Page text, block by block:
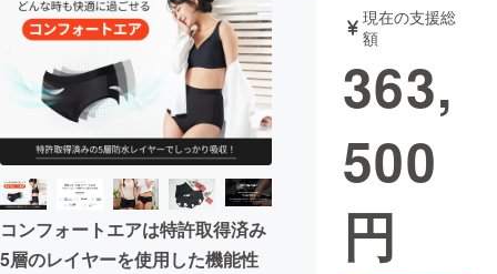
アート・写真 音楽
テクノロジー・ガジェット ゲーム・サ
映像・映画
ビジネス・起業
まちづくり・地域活性化
コンフォートエアは特許取得済み
5層のレイヤーを使用した機能性
現在の支援総
額
363,
500
円